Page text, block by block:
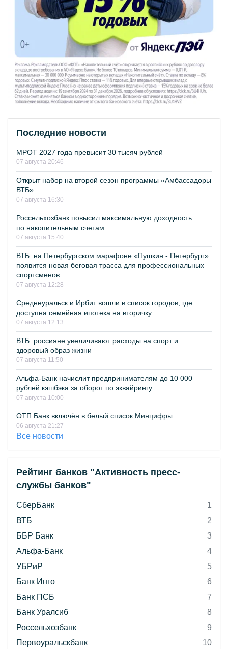
Последние новости
МРОТ 2027 года превысит 30 тысяч рублей
07 августа 20:46
Открыт набор на второй сезон программы «Амбассадоры
ВТБ»
07 августа 16:30
Россельхозбанк повысил максимальную доходность
по накопительным счетам
07 августа 15:40
ВТБ: на Петербургском марафоне «Пушкин - Петербург»
появится новая беговая трасса для профессиональных
спортсменов
07 августа 12:28
Среднеуральск и Ирбит вошли в список городов, где
доступна семейная ипотека на вторичку
07 августа 12:13
ВТБ: россияне увеличивают расходы на спорт и
здоровый образ жизни
07 августа 11:50
Альфа-Банк начислит предпринимателям до 10 000
рублей кэшбэка за оборот по эквайрингу
07 августа 10:00
ОТП Банк включён в белый список Минцифры
06 августа 21:27
Все новости
Рейтинг банков "Активность пресс-
службы банков"
СберБанк
1
ВТБ
2
ББР Банк
3
Альфа-Банк
4
УБРиР
5
Банк Инго
6
Банк ПСБ
7
Банк Уралсиб
8
Россельхозбанк
9
Первоуральскбанк
10